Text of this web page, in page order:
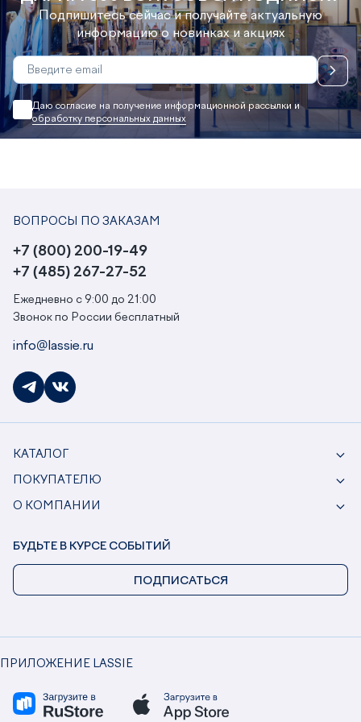
Подпишитесь сейчас и получайте актуальную
информацию о новинках и акциях
Даю согласие на получение информационной рассылки и
обработку персональных данных
ВОПРОСЫ ПО ЗАКАЗАМ
+7 (800) 200-19-49
+7 (485) 267-27-52
Ежедневно с 9:00 до 21:00
Звонок по России бесплатный
info@lassie.ru
КАТАЛОГ
ПОКУПАТЕЛЮ
О КОМПАНИИ
ПРИЛОЖЕНИЕ LASSIE
БУДЬТЕ В КУРСЕ СОБЫТИЙ
ПОДПИСАТЬСЯ